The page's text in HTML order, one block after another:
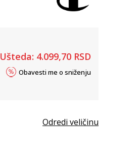
Ušteda: 4.099,70 RSD
Obavesti me o sniženju
Odredi veličinu